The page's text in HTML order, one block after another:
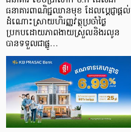
ធនាគារពាណិជ្ជឈានមុខ ដែលប្ដេជ្ញាផ្តល់
ដំណោះស្រាយហិរញ្ញវត្ថុប្រចាំថ្ងៃ
ប្រកបដោយភាពងាយស្រួលនិងរលូន
បានទទួលជាផ្លូ…